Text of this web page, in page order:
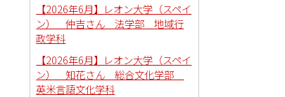
【2026年6月】レオン大学（スペイ
ン） 仲吉さん 法学部 地域行
政学科
【2026年6月】レオン大学（スペイ
ン） 知花さん 総合文化学部
英米言語文化学科